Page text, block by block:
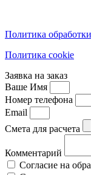
Политика
Политика cookie
Заявка на заказ
Ваше Имя
Номер телефона
Email
Смета для расчета
Комментарий
Согласие на